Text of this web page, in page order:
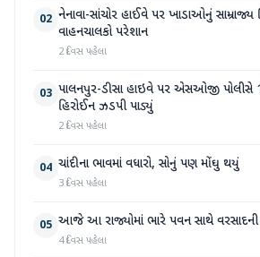
02 નેનાવા-સાંચોર હાઈવે પર ખાડાઓનું સામ્રાજ્ય
વાહનચાલકો પરેશાન
2 દિવસ પહેલા
03 પાલનપુર-ડીસા હાઇવે પર એસઓજી પોલીસે
હિરોઈન ઝડપી પાડ્યું
2 દિવસ પહેલા
04 ચાંદીના ભાવમાં વધારો, સોનું પણ મોંઘુ થયું
3 દિવસ પહેલા
05 આજે આ રાજ્યોમાં ભારે પવન સાથે
4 દિવસ પહેલા